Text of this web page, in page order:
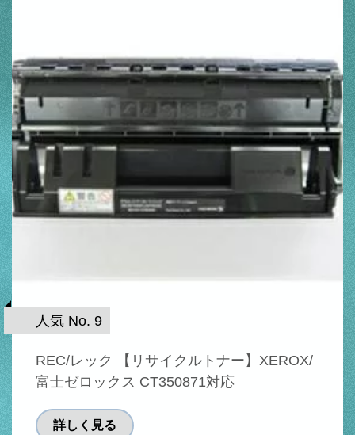
人気 No. 9
REC/レック 【リサイクルトナー】XEROX/
富士ゼロックス CT350871対応
詳しく見る